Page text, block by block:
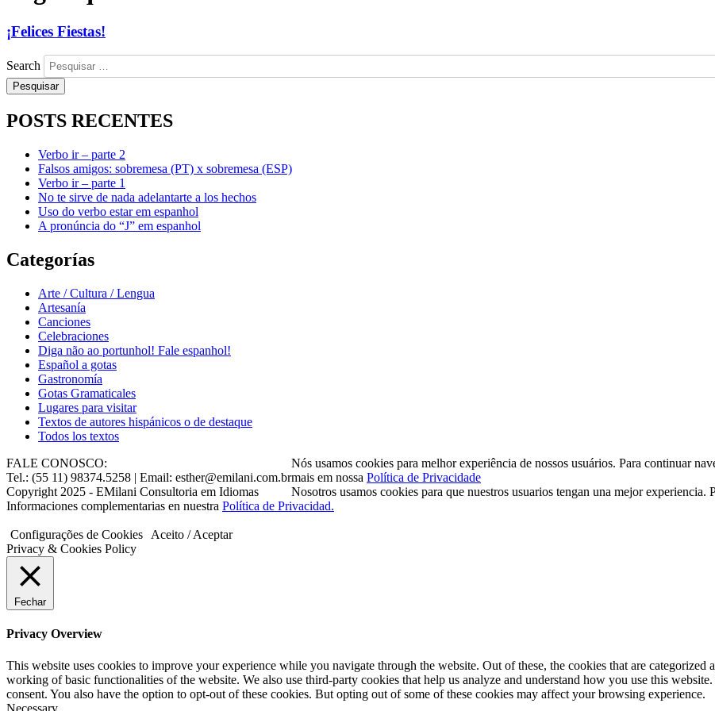
¡Felices Fiestas!
Search
POSTS RECENTES
Verbo ir – parte 2
Falsos amigos: sobremesa (PT) x sobremesa (ESP)
Verbo ir – parte 1
No te sirve de nada adelantarte a los hechos
Uso do verbo estar em espanhol
A pronúncia do “J” em espanhol
Categorías
Arte / Cultura / Lengua
Artesanía
Canciones
Celebraciones
Diga não ao portunhol! Fale espanhol!
Gastronomía
Gotas Gramaticales
Lugares para visitar
Textos de autores hispánicos o de destaque
Todos los textos
FALE CONOSCO:
Tel.: (55 11) 98374.5258 | Email: esther@emilani.com.br
Copyright 2025 - EMilani Consultoria em Idiomas
Nós usamos cookies para melhor experiência de nossos usuários. Para continuar
mais em nossa Política de Privacidade
Nosotros usamos cookies para que nuestros usuarios tengan una mejor experiencia.
Informaciones complementarias en nuestra Política de Privacidad.
Configurações de Cookies
Aceito / Aceptar
Privacy & Cookies Policy
Fechar
Privacy Overview
This website uses cookies to improve your experience while you navigate through the website. Out of these, the cookies that are categorized
working of basic functionalities of the website. We also use third-party cookies that help us analyze and understand how you use this
consent. You also have the option to opt-out of these cookies. But opting out of some of these cookies may affect your browsing experience.
Necessary